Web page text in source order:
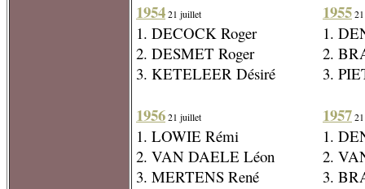
1954 21 juillet
1. DECOCK Roger
2. DESMET Roger
3. KETELEER Désiré
1956 21 juillet
1. LOWIE Rémi
2. VAN DAELE Léon
3. MERTENS René
1955
1.
2.
3.
1957
1.
2.
3.